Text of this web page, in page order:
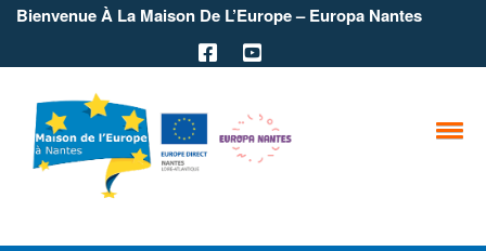
Bienvenue À La Maison De L’Europe – Europa Nantes